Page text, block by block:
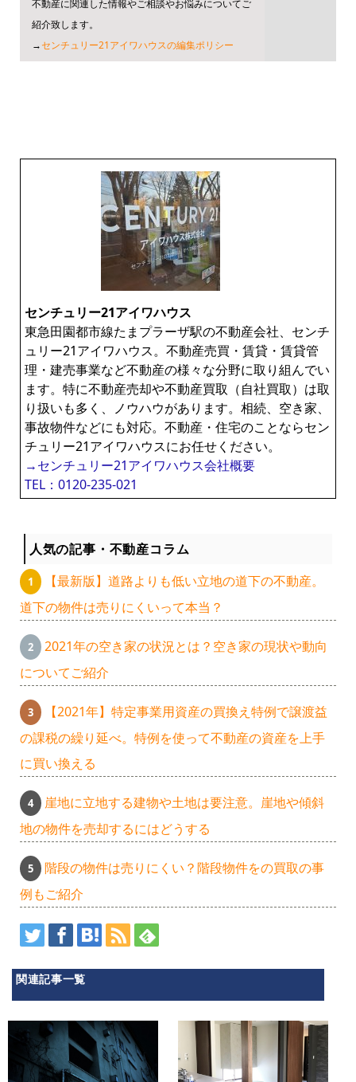
不動産に関連した情報やご相談やお悩みについてご
紹介致します。
→センチュリー21アイワハウスの編集ポリシー
センチュリー21アイワハウス
東急田園都市線たまプラーザ駅の不動産会社、センチ
ュリー21アイワハウス。不動産売買・賃貸・賃貸管
理・建売事業など不動産の様々な分野に取り組んでい
ます。特に不動産売却や不動産買取（自社買取）は取
り扱いも多く、ノウハウがあります。相続、空き家、
事故物件などにも対応。不動産・住宅のことならセン
チュリー21アイワハウスにお任せください。
→センチュリー21アイワハウス会社概要
TEL：0120-235-021
人気の記事・不動産コラム
【最新版】道路よりも低い立地の道下の不動産。
道下の物件は売りにくいって本当？
2021年の空き家の状況とは？空き家の現状や動向
についてご紹介
【2021年】特定事業用資産の買換え特例で譲渡益
の課税の繰り延べ。特例を使って不動産の資産を上手
に買い換える
崖地に立地する建物や土地は要注意。崖地や傾斜
地の物件を売却するにはどうする
階段の物件は売りにくい？階段物件をの買取の事
例もご紹介
関連記事一覧